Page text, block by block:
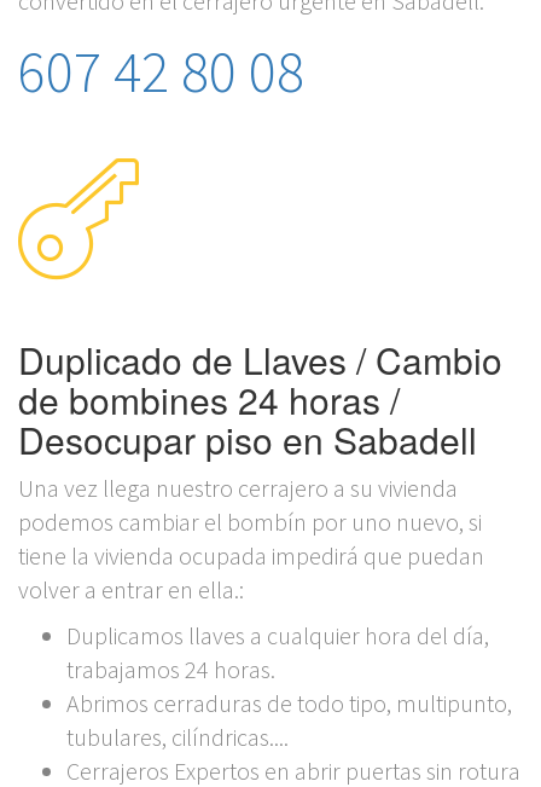
607 42 80 08
Duplicado de Llaves / Cambio
de bombines 24 horas /
Desocupar piso en Sabadell
Una vez llega nuestro cerrajero a su vivienda
podemos cambiar el bombín por uno nuevo, si
tiene la vivienda ocupada impedirá que puedan
volver a entrar en ella.:
Duplicamos llaves a cualquier hora del día,
trabajamos 24 horas.
Abrimos cerraduras de todo tipo, multipunto,
tubulares, cilíndricas....
Cerrajeros Expertos en abrir puertas sin rotura